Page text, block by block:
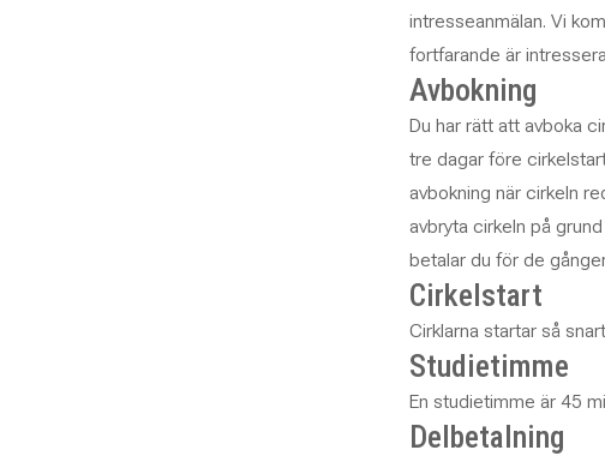
intresseanmälan. Vi
fortfarande är
Avbokning
Du har rätt att avboka
tre dagar före
avbokning när cirkeln
avbryta cirkeln på
betalar du för de
Cirkelstart
Cirklarna startar så
Studietimme
En studietimme är 45
Delbetalning